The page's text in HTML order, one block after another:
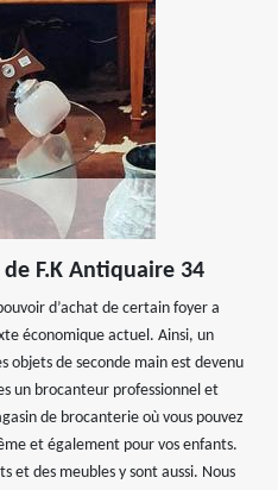
F.K Antiquaire 34
d’achat de certain foyer a
économique actuel. Ainsi, un
objets de seconde main est devenu
un brocanteur professionnel et
de brocanterie où vous pouvez
et également pour vos enfants.
et des meubles y sont aussi. Nous